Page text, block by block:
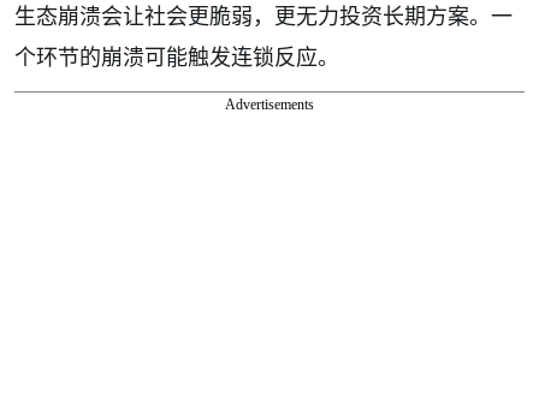
生态崩溃会让社会更脆弱，更无力投资长期方案。一
个环节的崩溃可能触发连锁反应。
Advertisements